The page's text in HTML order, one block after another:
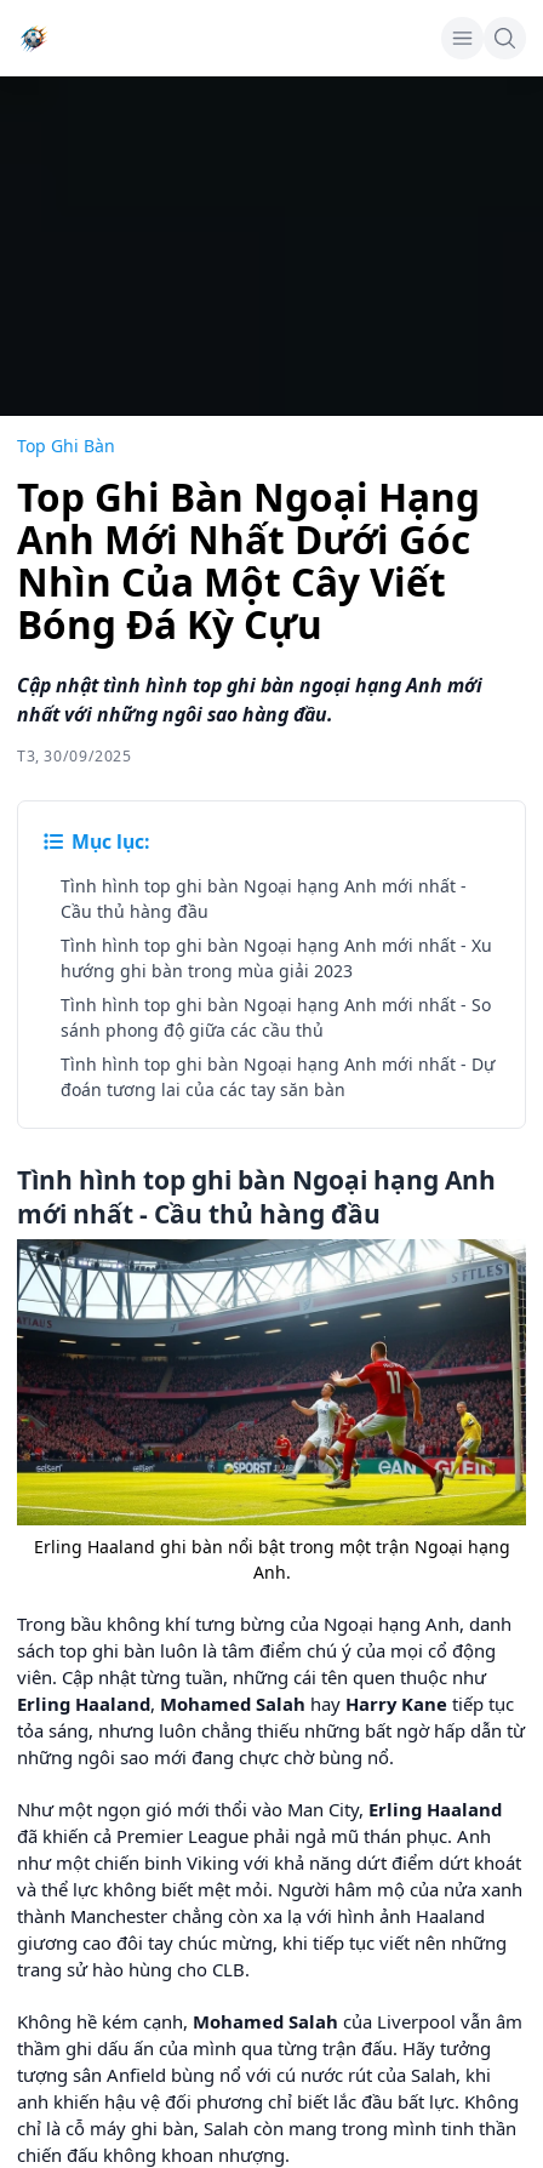
Top Ghi Bàn
Top Ghi Bàn Ngoại Hạng
Anh Mới Nhất Dưới Góc
Nhìn Của Một Cây Viết
Bóng Đá Kỳ Cựu
Cập nhật tình hình top ghi bàn ngoại hạng Anh mới
nhất với những ngôi sao hàng đầu.
T3, 30/09/2025
Mục lục:
Tình hình top ghi bàn Ngoại hạng Anh mới nhất -
Cầu thủ hàng đầu
Tình hình top ghi bàn Ngoại hạng Anh mới nhất - Xu
hướng ghi bàn trong mùa giải 2023
Tình hình top ghi bàn Ngoại hạng Anh mới nhất - So
sánh phong độ giữa các cầu thủ
Tình hình top ghi bàn Ngoại hạng Anh mới nhất - Dự
đoán tương lai của các tay săn bàn
Tình hình top ghi bàn Ngoại hạng Anh
mới nhất - Cầu thủ hàng đầu
Erling Haaland ghi bàn nổi bật trong một trận Ngoại hạng
Anh.
Trong bầu không khí tưng bừng của Ngoại hạng Anh, danh
sách top ghi bàn luôn là tâm điểm chú ý của mọi cổ động
viên. Cập nhật từng tuần, những cái tên quen thuộc như
Erling Haaland, Mohamed Salah hay Harry Kane tiếp tục
tỏa sáng, nhưng luôn chẳng thiếu những bất ngờ hấp dẫn từ
những ngôi sao mới đang chực chờ bùng nổ.
Như một ngọn gió mới thổi vào Man City, Erling Haaland
đã khiến cả Premier League phải ngả mũ thán phục. Anh
như một chiến binh Viking với khả năng dứt điểm dứt khoát
và thể lực không biết mệt mỏi. Người hâm mộ của nửa xanh
thành Manchester chẳng còn xa lạ với hình ảnh Haaland
giương cao đôi tay chúc mừng, khi tiếp tục viết nên những
trang sử hào hùng cho CLB.
Không hề kém cạnh, Mohamed Salah của Liverpool vẫn âm
thầm ghi dấu ấn của mình qua từng trận đấu. Hãy tưởng
tượng sân Anfield bùng nổ với cú nước rút của Salah, khi
anh khiến hậu vệ đối phương chỉ biết lắc đầu bất lực. Không
chỉ là cỗ máy ghi bàn, Salah còn mang trong mình tinh thần
chiến đấu không khoan nhượng.